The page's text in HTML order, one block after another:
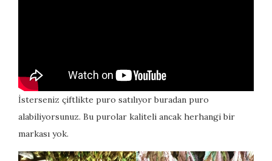
İsterseniz çiftlikte puro satılıyor buradan puro
alabiliyorsunuz. Bu purolar kaliteli ancak herhangi bir
markası yok.